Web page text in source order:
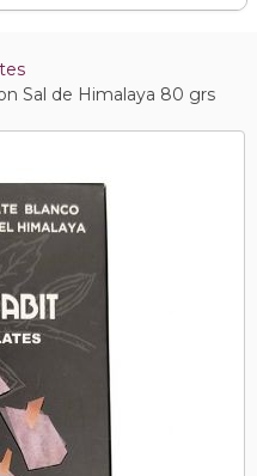
Sal de Himalaya 80 grs